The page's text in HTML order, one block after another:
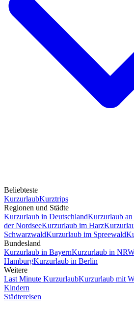
Beliebteste
KurzurlaubKurztrips
Regionen und Städte
Kurzurlaub in DeutschlandKurzurlaub an
der NordseeKurzurlaub im Harz
SchwarzwaldKurzurlaub im Spreewald
Bundesland
Kurzurlaub in BayernKurzurlaub in
HamburgKurzurlaub in Berlin
Weitere
Last Minute KurzurlaubKurzurlaub mit
Kindern
Städtereisen